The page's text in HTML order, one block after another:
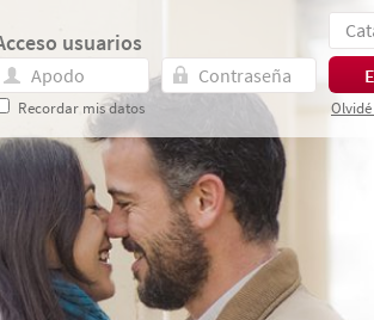
usuarios
Recordar mis datos